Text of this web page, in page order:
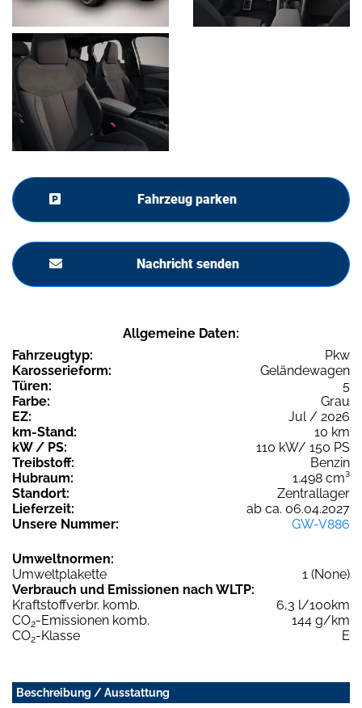
Fahrzeug parken
Nachricht senden
Allgemeine Daten:
Fahrzeugtyp:
Pkw
Karosserieform:
Geländewagen
Türen:
5
Farbe:
Grau
EZ:
Jul / 2026
km-Stand:
10 km
kW / PS:
110 kW/ 150 PS
Treibstoff:
Benzin
Hubraum:
1.498 cm³
Standort:
Zentrallager
Lieferzeit:
ab ca. 06.04.2027
Unsere Nummer:
GW-V886
Umweltnormen:
Umweltplakette
1 (None)
Verbrauch und Emissionen nach WLTP:
Kraftstoffverbr. komb.
6,3 l/100km
CO2-Emissionen komb.
144 g/km
CO2-Klasse E
Beschreibung / Ausstattung